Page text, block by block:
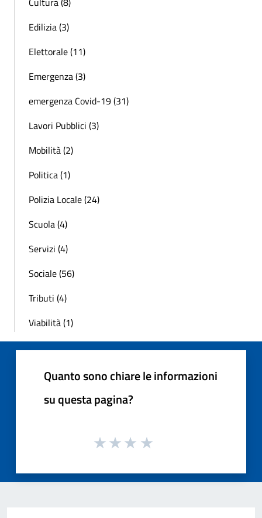
Edilizia (3)
Elettorale (11)
Emergenza (3)
emergenza Covid-19 (31)
Lavori Pubblici (3)
Mobilità (2)
Politica (1)
Polizia Locale (24)
Scuola (4)
Servizi (4)
Sociale (56)
Tributi (4)
Viabilità (1)
Quanto sono chiare le informazioni
su questa pagina?